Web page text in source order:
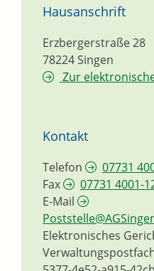
Hausanschrift
Erzbergerstraße 28
78224Singen
Zur
Kontakt
Telefon
07731
Fax
07731 4001-
E-Mail
Elektronisches